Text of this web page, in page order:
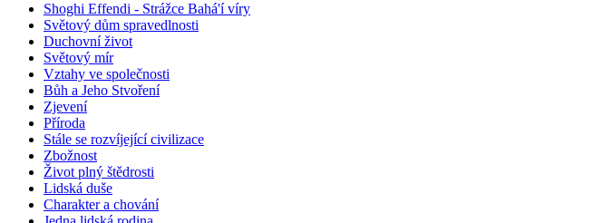
Shoghi Effendi - Strážce Bahá'í víry
Světový dům spravedlnosti
Duchovní život
Světový mír
Vztahy ve společnosti
Bůh a Jeho Stvoření
Zjevení
Příroda
Stále se rozvíjející civilizace
Zbožnost
Život plný štědrosti
Lidská duše
Charakter a chování